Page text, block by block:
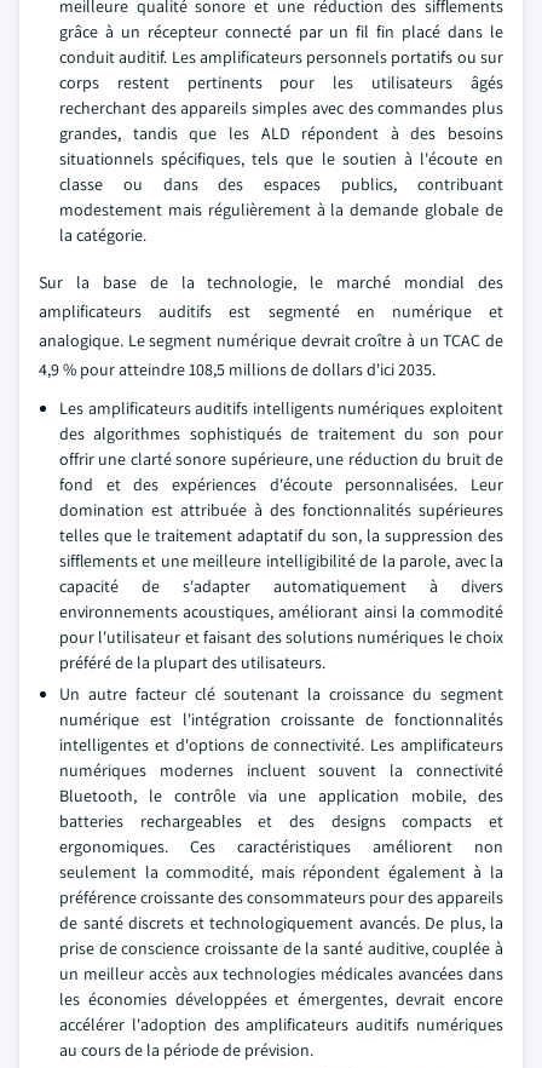
meilleure qualité sonore et une réduction des sifflements
grâce à un récepteur connecté par un fil fin placé dans le
conduit auditif. Les amplificateurs personnels portatifs ou sur
corps restent pertinents pour les utilisateurs âgés
recherchant des appareils simples avec des commandes plus
grandes, tandis que les ALD répondent à des besoins
situationnels spécifiques, tels que le soutien à l'écoute en
classe ou dans des espaces publics, contribuant
modestement mais régulièrement à la demande globale de
la catégorie.
Sur la base de la technologie, le marché mondial des
amplificateurs auditifs est segmenté en numérique et
analogique. Le segment numérique devrait croître à un TCAC de
4,9 % pour atteindre 108,5 millions de dollars d'ici 2035.
Les amplificateurs auditifs intelligents numériques exploitent
des algorithmes sophistiqués de traitement du son pour
offrir une clarté sonore supérieure, une réduction du bruit de
fond et des expériences d'écoute personnalisées. Leur
domination est attribuée à des fonctionnalités supérieures
telles que le traitement adaptatif du son, la suppression des
sifflements et une meilleure intelligibilité de la parole, avec la
capacité de s'adapter automatiquement à divers
environnements acoustiques, améliorant ainsi la commodité
pour l'utilisateur et faisant des solutions numériques le choix
préféré de la plupart des utilisateurs.
Un autre facteur clé soutenant la croissance du segment
numérique est l'intégration croissante de fonctionnalités
intelligentes et d'options de connectivité. Les amplificateurs
numériques modernes incluent souvent la connectivité
Bluetooth, le contrôle via une application mobile, des
batteries rechargeables et des designs compacts et
ergonomiques. Ces caractéristiques améliorent non
seulement la commodité, mais répondent également à la
préférence croissante des consommateurs pour des appareils
de santé discrets et technologiquement avancés. De plus, la
prise de conscience croissante de la santé auditive, couplée à
un meilleur accès aux technologies médicales avancées dans
les économies développées et émergentes, devrait encore
accélérer l'adoption des amplificateurs auditifs numériques
au cours de la période de prévision.